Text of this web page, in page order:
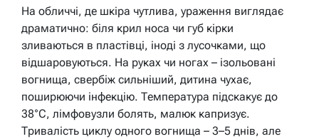
На обличчі, де шкіра чутлива, ураження виглядає
драматично: біля крил носа чи губ кірки
зливаються в пластівці, іноді з лусочками, що
відшаровуються. На руках чи ногах – ізольовані
вогнища, свербіж сильніший, дитина чухає,
поширюючи інфекцію. Температура підскакує до
38°C, лімфовузли болять, малюк капризує.
Тривалість циклу одного вогнища – 3–5 днів, але